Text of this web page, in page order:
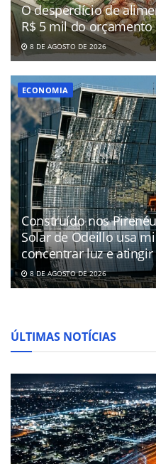
O desperdício de
R$ 5 mil do
8 DE AGOSTO DE 2026
ECONOMIA
Construído nos
Solar de Odeillo usa
concentrar luz e atingir
8 DE AGOSTO DE 2026
ÚLTIMAS NOTÍCIAS